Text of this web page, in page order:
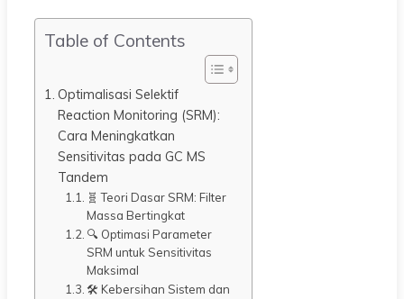
Table of Contents
Optimalisasi Selektif
Reaction Monitoring (SRM):
Cara Meningkatkan
Sensitivitas pada GC MS
Tandem
🧬 Teori Dasar SRM: Filter
Massa Bertingkat
🔍 Optimasi Parameter
SRM untuk Sensitivitas
Maksimal
🛠️ Kebersihan Sistem dan